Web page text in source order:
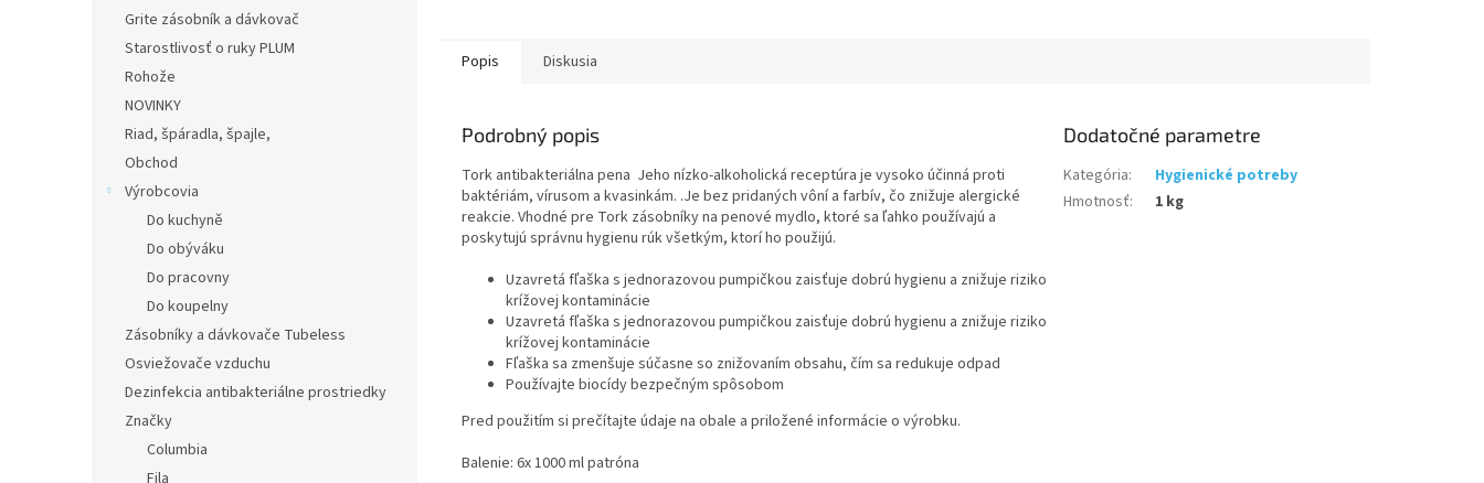
Grite zásobník a dávkovač
Starostlivosť o ruky PLUM
Rohože
NOVINKY
Riad, špáradla, špajle,
Obchod
Výrobcovia
Do kuchyně
Do obýváku
Do pracovny
Do koupelny
Zásobníky a dávkovače Tubeless
Osviežovače vzduchu
Dezinfekcia antibakteriálne prostriedky
Značky
Columbia
Fila
Popis Diskusia
Podrobný popis
Tork antibakteriálna pena Jeho nízko-alkoholická receptúra je vysoko účinná proti
baktériám, vírusom a kvasinkám. .Je bez pridaných vôní a farbív, čo znižuje alergické
reakcie. Vhodné pre Tork zásobníky na penové mydlo, ktoré sa ľahko používajú a
poskytujú správnu hygienu rúk všetkým, ktorí ho použijú.
Uzavretá fľaška s jednorazovou pumpičkou zaisťuje dobrú hygienu a znižuje riziko
krížovej kontaminácie
Uzavretá fľaška s jednorazovou pumpičkou zaisťuje dobrú hygienu a znižuje riziko
krížovej kontaminácie
Fľaška sa zmenšuje súčasne so znižovaním obsahu, čím sa redukuje odpad
Používajte biocídy bezpečným spôsobom
Pred použitím si prečítajte údaje na obale a priložené informácie o výrobku.
Balenie: 6x 1000 ml patróna
Dodatočné parametre
Kategória:
Hygienické potreby
Hmotnosť: 1 kg